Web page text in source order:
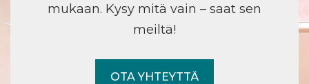
mukaan. Kysy mitä vain – saat sen
meiltä!
OTA YHTEYTTÄ